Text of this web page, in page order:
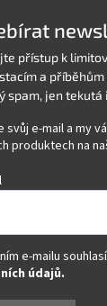
svůj e-mail a my
produktech na
e-mailu
údajů.